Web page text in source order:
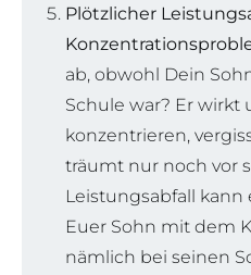
Plötzlicher
ab, obwohl Dein
Schule war? Er wirkt
konzentrieren,
träumt nur noch vor
Leistungsabfall kann
Euer Sohn mit dem
nämlich bei seinen